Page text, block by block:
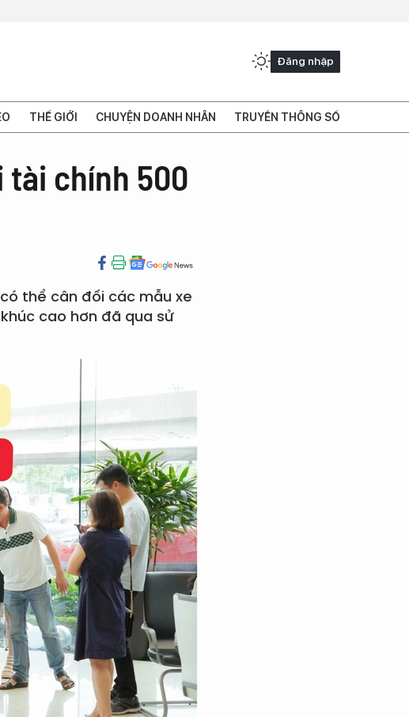
Đăng nhập
THẾ GIỚI CHUYỆN DOANH NHÂN TRUYỀN THÔNG SỐ
tài chính 500
thể cân đối các mẫu xe
cao hơn đã qua sử